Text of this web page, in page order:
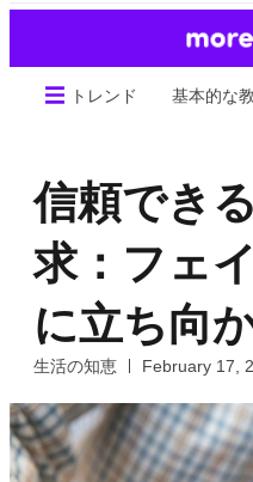
トレンド 基本的な
信頼でき
求：フェ
に立ち向
生活の知恵 February 17,